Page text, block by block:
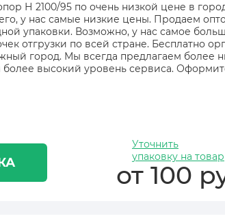
Н 2100/95 по очень низкой цене в
у нас самые низкие цены. Продаем
упаковки. Возможно, у нас самое
отгрузки по всей стране. Бесплатно
город. Мы всегда предлагаем более
высокий уровень сервиса.
Уточнить
упаковку на товар
от 100